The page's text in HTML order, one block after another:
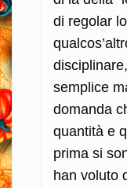
di regolar
semplice
domanda
quantità e
prima si
han voluto